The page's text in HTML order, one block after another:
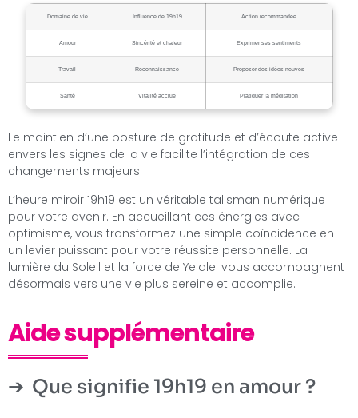
Domaine de vie Influence de 19h19 Action recommandée
Amour Sincérité et chaleur Exprimer ses sentiments
Travail Reconnaissance Proposer des idées neuves
Santé Vitalité accrue Pratiquer la méditation
Le maintien d’une posture de gratitude et d’écoute active
envers les signes de la vie facilite l’intégration de ces
changements majeurs.
L’heure miroir 19h19 est un véritable talisman numérique
pour votre avenir. En accueillant ces énergies avec
optimisme, vous transformez une simple coïncidence en
un levier puissant pour votre réussite personnelle. La
lumière du Soleil et la force de Yeialel vous accompagnent
désormais vers une vie plus sereine et accomplie.
Aide supplémentaire
Que signifie 19h19 en amour ?